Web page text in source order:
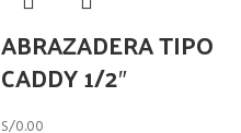
ABRAZADERA TIPO
CADDY 1/2″
S/0.00